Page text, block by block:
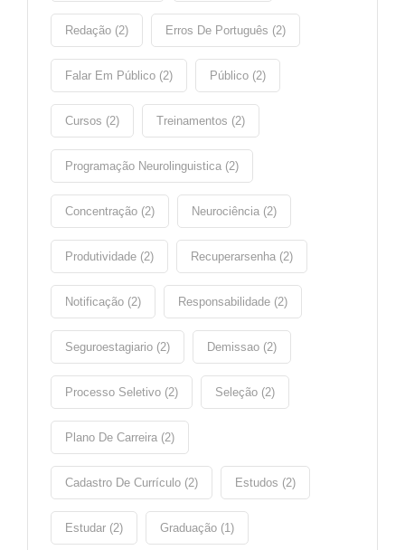
Redação (2) Erros De Português (2)
Falar Em Público (2) Público (2)
Cursos (2) Treinamentos (2)
Programação Neurolinguistica (2)
Concentração (2) Neurociência (2)
Produtividade (2) Recuperarsenha (2)
Notificação (2) Responsabilidade (2)
Seguroestagiario (2) Demissao (2)
Processo Seletivo (2) Seleção (2)
Plano De Carreira (2)
Cadastro De Currículo (2) Estudos (2)
Estudar (2) Graduação (1)